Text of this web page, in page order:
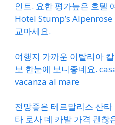
인트. 요한 평가높은 호텔
Hotel Stump’s Alpenrose
교마세요.
여행지 가까운 이탈리아
보 한눈에 보니좋네요.
vacanza al mare
전망좋은 테르말리스 산
타 로사 데 카발 가격 괜찮